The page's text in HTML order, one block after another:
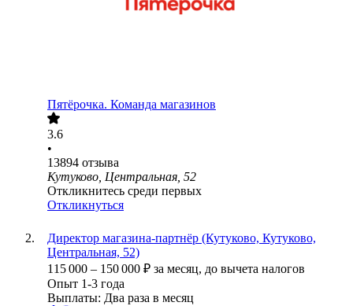
Пятёрочка. Команда магазинов
3.6
•
13894 отзыва
Кутуково, Центральная, 52
Откликнитесь среди первых
Откликнуться
Директор магазина-партнёр (Кутуково, Кутуково,
Центральная, 52)
115 000 – 150 000 ₽ за месяц, до вычета налогов
Опыт 1-3 года
Выплаты: Два раза в месяц